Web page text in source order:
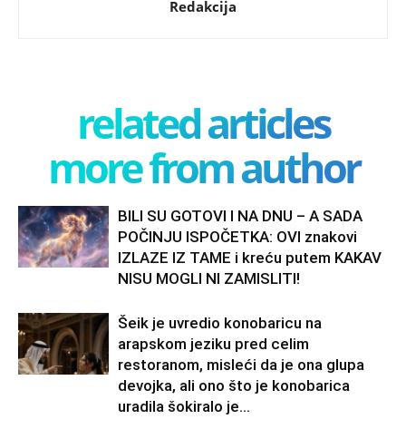
Redakcija
related articles
more from author
BILI SU GOTOVI I NA DNU – A SADA
POČINJU ISPOČETKA: OVI znakovi
IZLAZE IZ TAME i kreću putem KAKAV
NISU MOGLI NI ZAMISLITI!
Šeik je uvredio konobaricu na
arapskom jeziku pred celim
restoranom, misleći da je ona glupa
devojka, ali ono što je konobarica
uradila šokiralo je...